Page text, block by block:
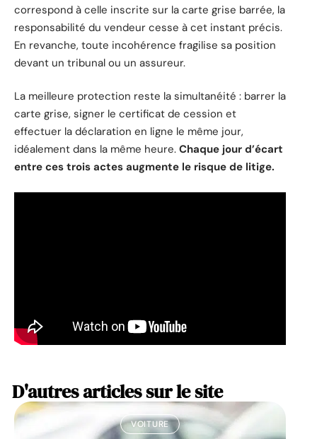
correspond à celle inscrite sur la carte grise barrée, la
responsabilité du vendeur cesse à cet instant précis.
En revanche, toute incohérence fragilise sa position
devant un tribunal ou un assureur.
La meilleure protection reste la simultanéité : barrer la
carte grise, signer le certificat de cession et
effectuer la déclaration en ligne le même jour,
idéalement dans la même heure. Chaque jour d’écart
entre ces trois actes augmente le risque de litige.
D'autres articles sur le site
VOITURE